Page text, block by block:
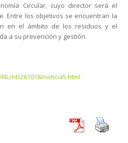
Circular, cuyo director será el
Entre los objetivos se encuentran la
en el ámbito de los residuos y el
a su prevención y gestión.
nt/261018/noticia5.html